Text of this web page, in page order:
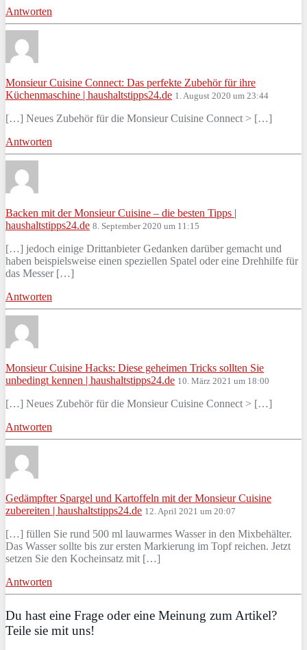
Antworten
Monsieur Cuisine Connect: Das perfekte Zubehör für ihre
Küchenmaschine | haushaltstipps24.de 1. August 2020 um 23:44
[…] Neues Zubehör für die Monsieur Cuisine Connect > […]
Antworten
Backen mit der Monsieur Cuisine – die besten Tipps |
haushaltstipps24.de 8. September 2020 um 11:15
[…] jedoch einige Drittanbieter Gedanken darüber gemacht und
haben beispielsweise einen speziellen Spatel oder eine Drehhilfe für
das Messer […]
Antworten
Monsieur Cuisine Hacks: Diese geheimen Tricks sollten Sie
unbedingt kennen | haushaltstipps24.de 10. März 2021 um 18:00
[…] Neues Zubehör für die Monsieur Cuisine Connect > […]
Antworten
Gedämpfter Spargel und Kartoffeln mit der Monsieur Cuisine
zubereiten | haushaltstipps24.de 12. April 2021 um 20:07
[…] füllen Sie rund 500 ml lauwarmes Wasser in den Mixbehälter.
Das Wasser sollte bis zur ersten Markierung im Topf reichen. Jetzt
setzen Sie den Kocheinsatz mit […]
Antworten
Du hast eine Frage oder eine Meinung zum Artikel?
Teile sie mit uns!